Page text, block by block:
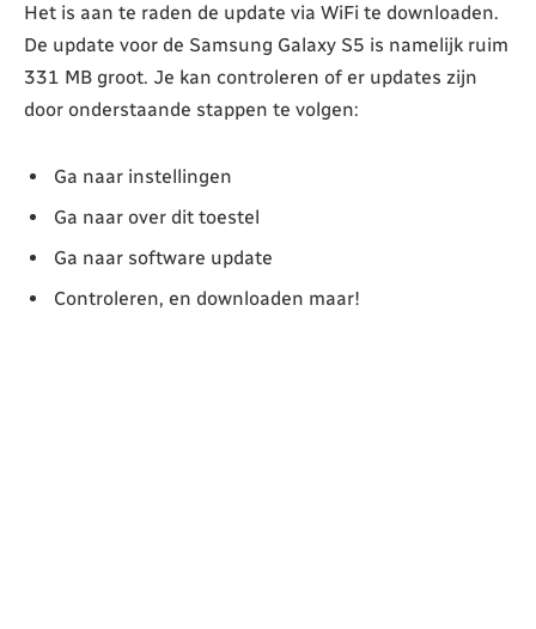
Het is aan te raden de update via WiFi te downloaden.
De update voor de Samsung Galaxy S5 is namelijk ruim
331 MB groot. Je kan controleren of er updates zijn
door onderstaande stappen te volgen:
Ga naar instellingen
Ga naar over dit toestel
Ga naar software update
Controleren, en downloaden maar!